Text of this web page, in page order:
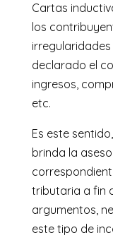
Cartas
los
declarado el
ingresos,
etc.
Es este sentido,
brinda la
tributaria a fin
argumentos,
este tipo de